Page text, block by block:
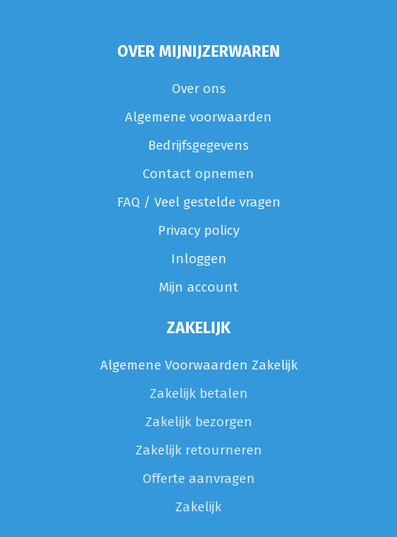
OVER MIJNIJZERWAREN
Over ons
Algemene voorwaarden
Bedrijfsgegevens
Contact opnemen
FAQ / Veel gestelde vragen
Privacy policy
Inloggen
Mijn account
ZAKELIJK
Algemene Voorwaarden Zakelijk
Zakelijk betalen
Zakelijk bezorgen
Zakelijk retourneren
Offerte aanvragen
Zakelijk